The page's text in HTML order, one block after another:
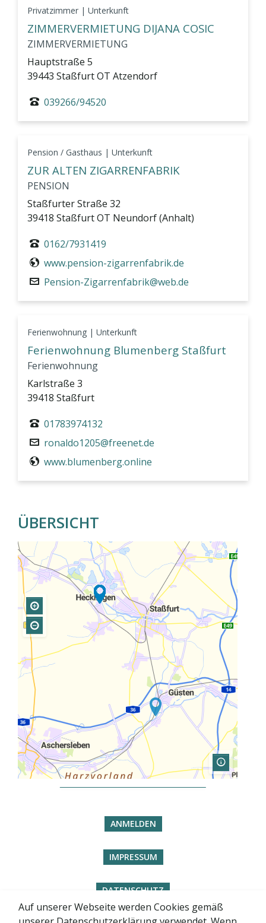
Auf unserer Webseite werden Cookies gemäß
Privatzimmer | Unterkunft
ZIMMERVERMIETUNG DIJANA COSIC
ZIMMERVERMIETUNG
Hauptstraße 5
39443 Staßfurt OT Atzendorf
039266/94520
Pension / Gasthaus | Unterkunft
ZUR ALTEN ZIGARRENFABRIK
PENSION
Staßfurter Straße 32
39418 Staßfurt OT Neundorf (Anhalt)
0162/7931419
www.pension-zigarrenfabrik.de
Pension-Zigarrenfabrik@web.de
Ferienwohnung | Unterkunft
Ferienwohnung Blumenberg Staßfurt
Ferienwohnung
Karlstraße 3
39418 Staßfurt
01783974132
ronaldo1205@freenet.de
www.blumenberg.online
ÜBERSICHT
ANMELDEN
IMPRESSUM
DATENSCHUTZ